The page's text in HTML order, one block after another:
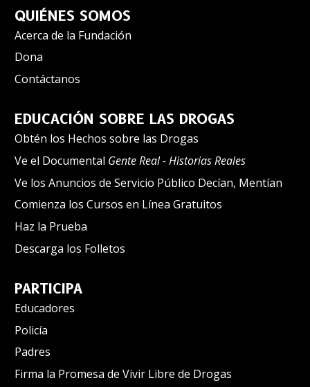
QUIÉNES SOMOS
Acerca de la Fundación
Dona
Contáctanos
EDUCACIÓN SOBRE LAS DROGAS
Obtén los Hechos sobre las Drogas
Ve el Documental Gente Real - Historias Reales
Ve los Anuncios de Servicio Público Decían, Mentían
Comienza los Cursos en Línea Gratuitos
Haz la Prueba
Descarga los Folletos
PARTICIPA
Educadores
Policía
Padres
Firma la Promesa de Vivir Libre de Drogas